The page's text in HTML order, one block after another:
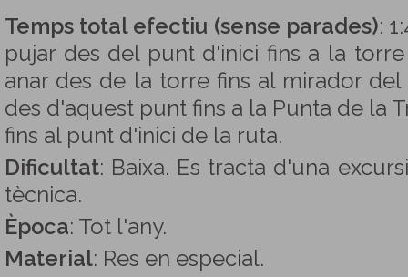
Temps total efectiu (sense parades):
pujar des del punt d'inici fins a la
anar des de la torre fins al mirador
des d'aquest punt fins a la Punta de la
fins al punt d'inici de la ruta.
Dificultat: Baixa. Es tracta d'una
tècnica.
Època: Tot l'any.
Material: Res en especial.